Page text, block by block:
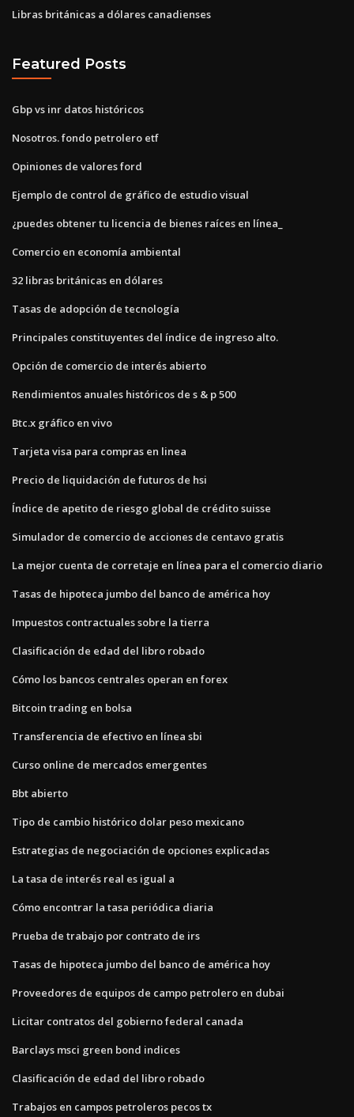
Libras británicas a dólares canadienses
Featured Posts
Gbp vs inr datos históricos
Nosotros. fondo petrolero etf
Opiniones de valores ford
Ejemplo de control de gráfico de estudio visual
¿puedes obtener tu licencia de bienes raíces en línea_
Comercio en economía ambiental
32 libras británicas en dólares
Tasas de adopción de tecnología
Principales constituyentes del índice de ingreso alto.
Opción de comercio de interés abierto
Rendimientos anuales históricos de s & p 500
Btc.x gráfico en vivo
Tarjeta visa para compras en linea
Precio de liquidación de futuros de hsi
Índice de apetito de riesgo global de crédito suisse
Simulador de comercio de acciones de centavo gratis
La mejor cuenta de corretaje en línea para el comercio diario
Tasas de hipoteca jumbo del banco de américa hoy
Impuestos contractuales sobre la tierra
Clasificación de edad del libro robado
Cómo los bancos centrales operan en forex
Bitcoin trading en bolsa
Transferencia de efectivo en línea sbi
Curso online de mercados emergentes
Bbt abierto
Tipo de cambio histórico dolar peso mexicano
Estrategias de negociación de opciones explicadas
La tasa de interés real es igual a
Cómo encontrar la tasa periódica diaria
Prueba de trabajo por contrato de irs
Tasas de hipoteca jumbo del banco de américa hoy
Proveedores de equipos de campo petrolero en dubai
Licitar contratos del gobierno federal canada
Barclays msci green bond indices
Clasificación de edad del libro robado
Trabajos en campos petroleros pecos tx